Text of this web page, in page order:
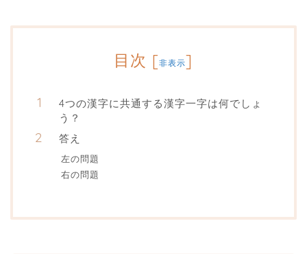
目次 [非表示]
4つの漢字に共通する漢字一字は何でしょ
う？
答え
左の問題
右の問題